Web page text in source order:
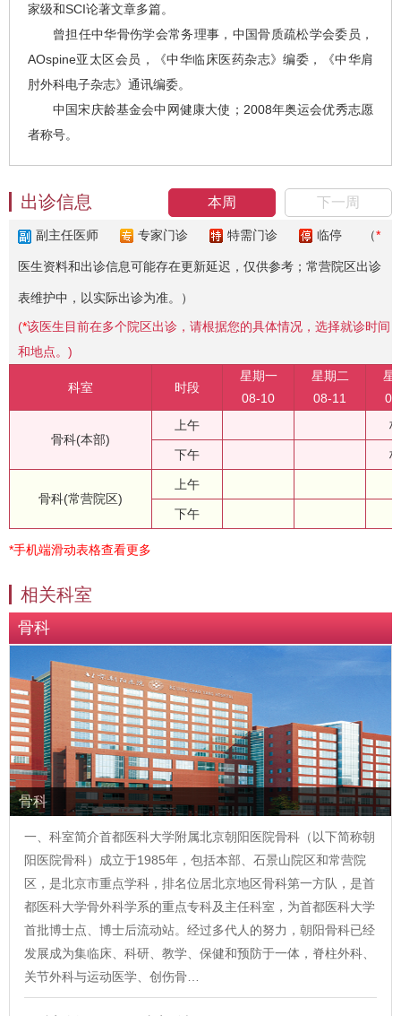
家级和SCI论著文章多篇。
曾担任中华骨伤学会常务理事，中国骨质疏松学会委员，
AOspine亚太区会员，《中华临床医药杂志》编委，《中华肩
肘外科电子杂志》通讯编委。
中国宋庆龄基金会中网健康大使；2008年奥运会优秀志愿
者称号。
本周 下一周
出诊信息
副主任医师 专家门诊 特需门诊 临停 （*
医生资料和出诊信息可能存在更新延迟，仅供参考；常营院区出诊
表维护中，以实际出诊为准。）
(*该医生目前在多个院区出诊，请根据您的具体情况，选择就诊时间
和地点。)
科室 时段
星期一
08-10
星期二
08-11
星
骨科(本部)
上午
下午
骨科(常营院区)
上午
下午
*手机端滑动表格查看更多
相关科室
骨科
骨科
一、科室简介首都医科大学附属北京朝阳医院骨科（以下简称朝
阳医院骨科）成立于1985年，包括本部、石景山院区和常营院
区，是北京市重点学科，排名位居北京地区骨科第一方队，是首
都医科大学骨外科学系的重点专科及主任科室，为首都医科大学
首批博士点、博士后流动站。经过多代人的努力，朝阳骨科已经
发展成为集临床、科研、教学、保健和预防于一体，脊柱外科、
关节外科与运动医学、创伤骨…